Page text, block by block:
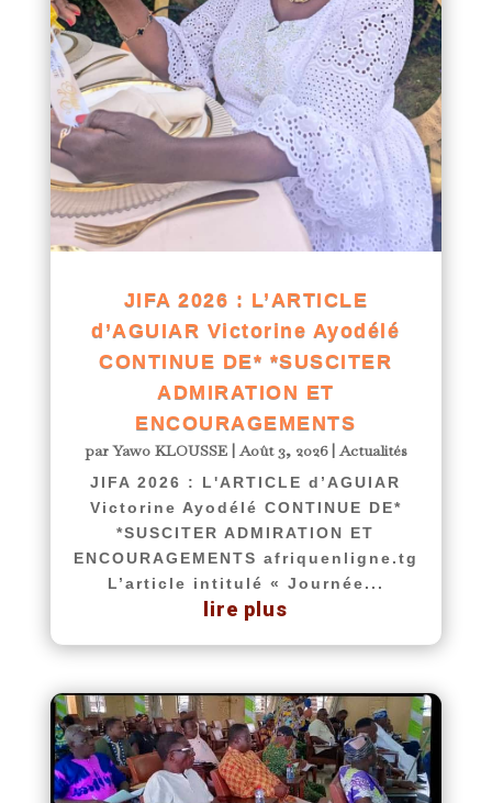
JIFA 2026 : L’ARTICLE
d’AGUIAR Victorine Ayodélé
CONTINUE DE* *SUSCITER
ADMIRATION ET
ENCOURAGEMENTS
parYawo KLOUSSE|Août 3, 2026|Actualités
JIFA 2026 : L'ARTICLE d’AGUIAR
Victorine Ayodélé CONTINUE DE*
*SUSCITER ADMIRATION ET
ENCOURAGEMENTS afriquenligne.tg
L’article intitulé « Journée...
lire plus